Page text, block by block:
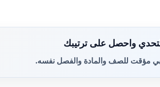
واحصل على ترتيبك
مؤقت للصف والمادة والفصل نفسه.